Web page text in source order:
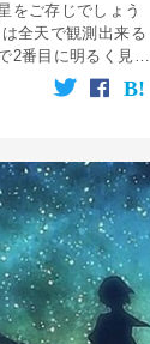
をご存じでしょう
全天で観測出来る
2番目に明るく見え
るい恒星の「シリウ
、「カノープス」